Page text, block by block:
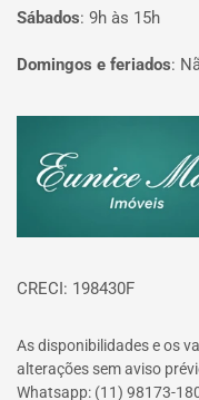
Sábados: 9h às 15h
Domingos e feriados:
CRECI: 198430F
As disponibilidades e os
alterações sem aviso
Whatsapp: (11) 98173-